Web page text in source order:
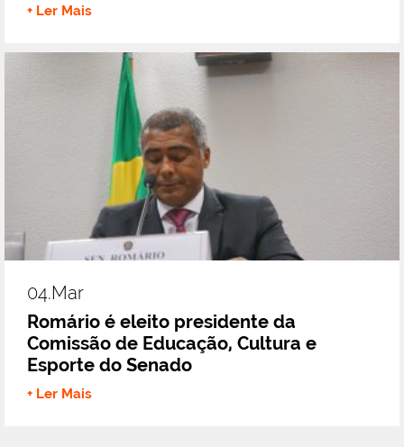
+ Ler Mais
04.mar
Romário é eleito presidente da
Comissão de Educação, Cultura e
Esporte do Senado
+ Ler Mais